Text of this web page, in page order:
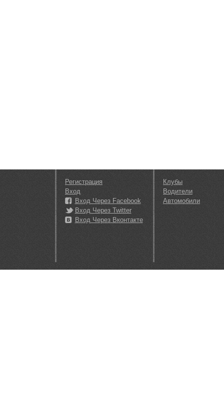
Регистрация
Вход
Вход Через Facebook
Вход Через Twitter
Вход Через Вконтакте
Клубы
Водители
Автомобили